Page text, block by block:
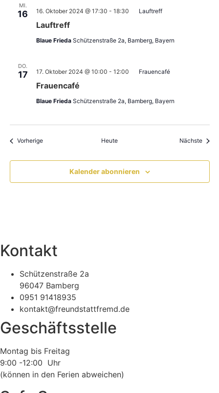
MI.
16
Lauftreff
16. Oktober 2024 @ 17:30 - 18:30 Lauftreff
Blaue Frieda Schützenstraße 2a, Bamberg, Bayern
DO.
17
Frauencafé
17. Oktober 2024 @ 10:00 - 12:00 Frauencafé
Blaue Frieda Schützenstraße 2a, Bamberg, Bayern
VorherigeVeranstaltungen Heute Nächste
Kalender abonnieren
Kontakt
Schützenstraße 2a
96047 Bamberg
0951 91418935
kontakt@freundstattfremd.de
Geschäftsstelle
Montag bis Freitag
9:00 -12:00 Uhr
(können in den Ferien abweichen)